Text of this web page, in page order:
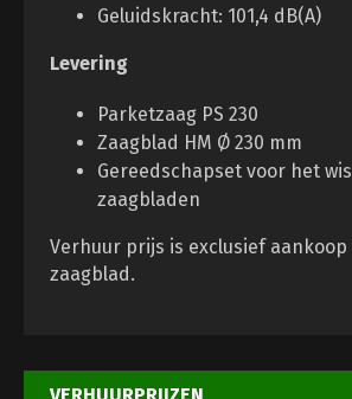
Geluidskracht: 101,4 dB(A)
Levering
Parketzaag PS 230
Zaagblad HM Ø 230 mm
Gereedschapset voor het
zaagbladen
Verhuur prijs is exclusief
zaagblad.